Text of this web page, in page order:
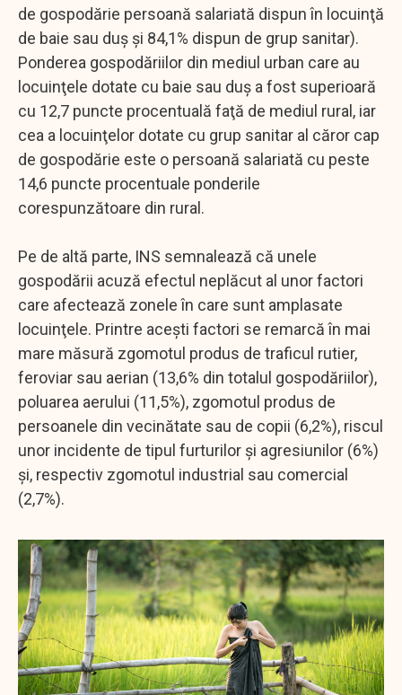
de gospodărie persoană salariată dispun în locuinţă
de baie sau duş şi 84,1% dispun de grup sanitar).
Ponderea gospodăriilor din mediul urban care au
locuinţele dotate cu baie sau duş a fost superioară
cu 12,7 puncte procentuală faţă de mediul rural, iar
cea a locuinţelor dotate cu grup sanitar al căror cap
de gospodărie este o persoană salariată cu peste
14,6 puncte procentuale ponderile
corespunzătoare din rural.
Pe de altă parte, INS semnalează că unele
gospodării acuză efectul neplăcut al unor factori
care afectează zonele în care sunt amplasate
locuinţele. Printre aceşti factori se remarcă în mai
mare măsură zgomotul produs de traficul rutier,
feroviar sau aerian (13,6% din totalul gospodăriilor),
poluarea aerului (11,5%), zgomotul produs de
persoanele din vecinătate sau de copii (6,2%), riscul
unor incidente de tipul furturilor şi agresiunilor (6%)
şi, respectiv zgomotul industrial sau comercial
(2,7%).